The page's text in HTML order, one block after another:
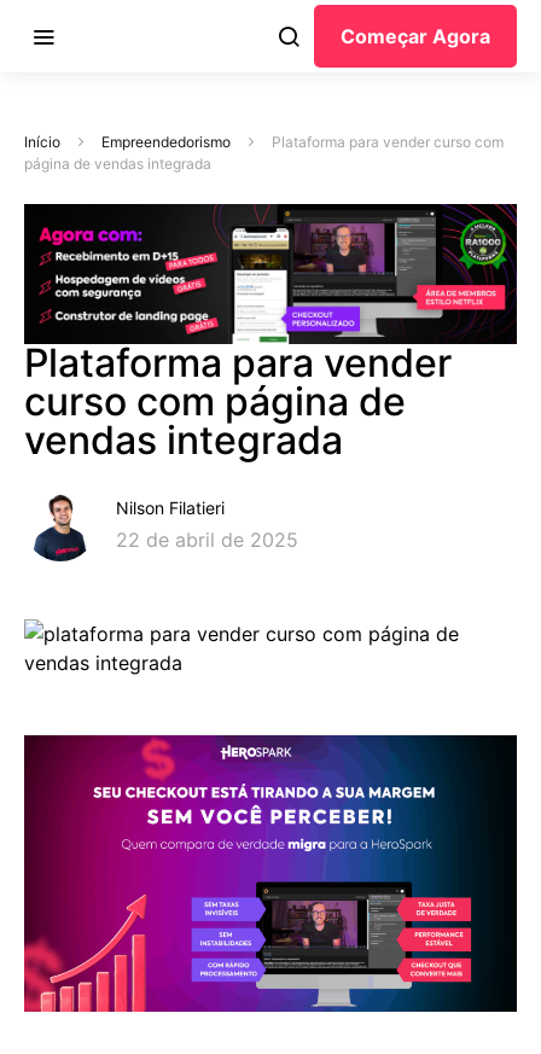
Começar Agora
Início Empreendedorismo
Plataforma para vender curso com
página de vendas integrada
Plataforma para vender
curso com página de
vendas integrada
Nilson Filatieri
22 de abril de 2025